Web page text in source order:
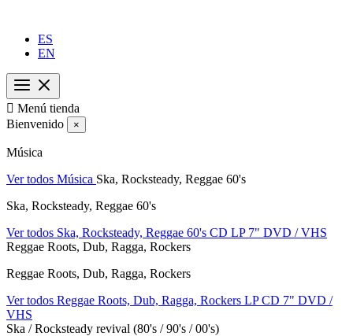
ES
EN
 Menú tienda
Bienvenido
×
Música
Ver todos Música Ska, Rocksteady, Reggae 60's
Ska, Rocksteady, Reggae 60's
Ver todos Ska, Rocksteady, Reggae 60's CD LP 7" DVD / VHS
Reggae Roots, Dub, Ragga, Rockers
Reggae Roots, Dub, Ragga, Rockers
Ver todos Reggae Roots, Dub, Ragga, Rockers LPCD 7" DVD /
VHS
Ska / Rocksteady revival (80's / 90's / 00's)